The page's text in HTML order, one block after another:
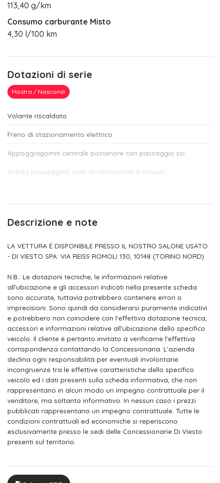
113,40 g/km
Consumo carburante Misto
4,30 l/100 km
Dotazioni di serie
Mostra / Nascondi
Volante riscaldato
Freno di stazionamento elettrico
Appoggiagomiti centrale posteriore con passaggio sci
Airbag passeggero (con disattivazione a chiave)
Regolatore e limitatore di velocità programmabile
Active safety brake & distance alert
comando sequenziale
Keyless access & start
Climatizzatore automatico bi-zona
Appoggiagomiti centrale anteriore con vano portaoggetti
Tappetini anteriori e posteriori specifici gt
Sedili posteriori ribaltabili 2/3 - 1/3
Quattro maniglie
Touchscreen centrale capacitivo da 10"
Wireless mirror screen (apple carplay / android auto)
Fascione posteriore nero lucido
Retrovisori posteriori nero lucido
Descrizione e note
LA VETTURA È DISPONIBILE PRESSO IL NOSTRO SALONE USATO
- DI VIESTO SPA: VIA REISS ROMOLI 130, 10148 (TORINO NORD)
N.B.: Le dotazioni tecniche, le informazioni relative
all'ubicazione e gli accessori indicati nella presente scheda
sono accurate, tuttavia potrebbero contenere errori o
imprecisioni. Sono quindi da considerarsi puramente indicativi
e potrebbero non coincidere con l'effettiva dotazione tecnica,
accessori e informazioni relative all'ubicazione dello specifico
veicolo. Il cliente è pertanto invitato a verificarne l'effettiva
corrispondenza contattando la Concessionaria. L'azienda
declina ogni responsabilità per eventuali involontarie
incongruenze tra le effettive caratteristiche dello specifico
veicolo ed i dati presenti sulla scheda informativa, che non
rappresentano in alcun modo un impegno contrattuale per il
venditore, ma soltanto informativo. In nessun caso i prezzi
pubblicati rappresentano un impegno contrattuale. Tutte le
condizioni contrattuali ed economiche si reperiscono
esclusivamente presso le sedi delle Concessionarie Di Viesto
presenti sul territorio.